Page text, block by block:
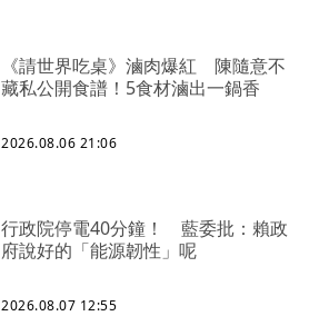
《請世界吃桌》滷肉爆紅 陳隨意不
藏私公開食譜！5食材滷出一鍋香
2026.08.06 21:06
行政院停電40分鐘！ 藍委批：賴政
府說好的「能源韌性」呢
2026.08.07 12:55